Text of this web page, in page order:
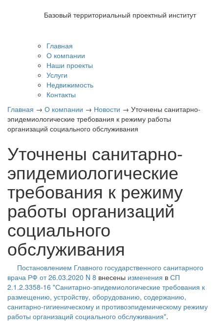
Базовый территориальный проектный институт
Главная
О компании
Наши проекты
Услуги
Недвижимость
Контакты
Главная → О компании → Новости → Уточнены санитарно-
эпидемиологические требования к режиму работы
организаций социального обслуживания
Уточнены санитарно-
эпидемиологические
требования к режиму
работы организаций
социального
обслуживания
Постановлением Главного государственного санитарного
врача РФ от 26.03.2020 N 8 внесены изменения в СП
2.1.2.3358-16 "Санитарно-эпидемиологические требования к
размещению, устройству, оборудованию, содержанию,
санитарно-гигиеническому и противоэпидемическому режиму
работы организаций социального обслуживания".